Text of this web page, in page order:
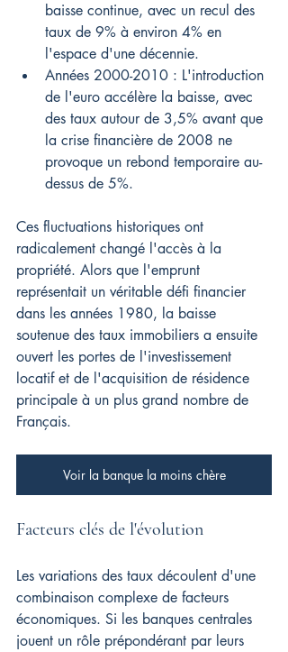
baisse continue, avec un recul des
taux de 9% à environ 4% en
l'espace d'une décennie.
Années 2000-2010 : L'introduction
de l'euro accélère la baisse, avec
des taux autour de 3,5% avant que
la crise financière de 2008 ne
provoque un rebond temporaire au-
dessus de 5%.
Ces fluctuations historiques ont
radicalement changé l'accès à la
propriété. Alors que l'emprunt
représentait un véritable défi financier
dans les années 1980, la baisse
soutenue des taux immobiliers a ensuite
ouvert les portes de l'investissement
locatif et de l'acquisition de résidence
principale à un plus grand nombre de
Français.
Voir la banque la moins chère
Facteurs clés de l'évolution
Les variations des taux découlent d'une
combinaison complexe de facteurs
économiques. Si les banques centrales
jouent un rôle prépondérant par leurs